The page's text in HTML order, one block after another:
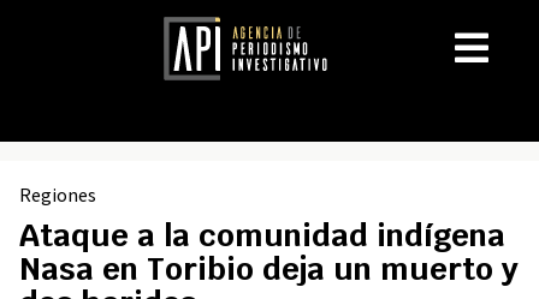
Regiones
Ataque a la comunidad indígena
Nasa en Toribio deja un muerto y